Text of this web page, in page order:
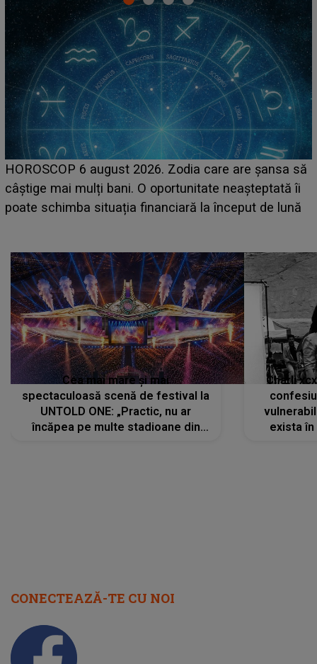
LINE-UP UNTOLD ONE, prima zi. Cine sunt artiștii
care deschid festivalul și de la ce ore au loc cele mai
așteptate concerte pe scena principală?
Cea mai mare și mai
spectaculoasă scenă de festival la
UNTOLD ONE: „Practic, nu ar
încăpea pe multe stadioane din
Charli
exista
CONECTEAZĂ-TE CU NOI